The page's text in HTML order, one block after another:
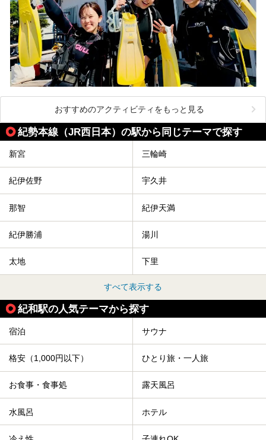
おすすめのアクティビティをもっと見る
紀勢本線（JR西日本）の駅から同じテーマで探す
新宮 三輪崎
紀伊佐野 宇久井
那智 紀伊天満
紀伊勝浦 湯川
太地 下里
すべて表示する
紀和駅の人気テーマから探す
宿泊 サウナ
格安（1,000円以下） ひとり旅・一人旅
お食事・食事処 露天風呂
水風呂 ホテル